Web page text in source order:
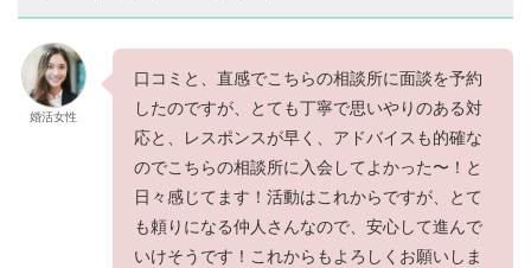
婚活女性
口コミと、直感でこちらの相談所に面談を予約
したのですが、とても丁寧で思いやりのある対
応と、レスポンスが早く、アドバイスも的確な
のでこちらの相談所に入会してよかった〜！と
日々感じてます！活動はこれからですが、とて
も頼りになる仲人さんなので、安心して進んで
いけそうです！これからもよろしくお願いしま